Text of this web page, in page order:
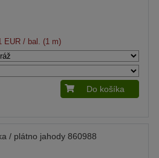
EUR/ bal. (1 m)
Do košíka
/ plátno jahody 860988